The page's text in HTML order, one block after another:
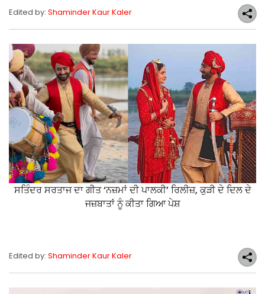
Edited by: Shaminder Kaur Kaler
ਸਤਿੰਦਰ ਸਰਤਾਜ ਦਾ ਗੀਤ ‘ਨਜ਼ਮਾਂ ਦੀ ਪਾਲਕੀ’ ਰਿਲੀਜ਼, ਕੁੜੀ ਦੇ ਦਿਲ ਦੇ
ਜਜ਼ਬਾਤਾਂ ਨੂੰ ਕੀਤਾ ਗਿਆ ਪੇਸ਼
Edited by: Shaminder Kaur Kaler